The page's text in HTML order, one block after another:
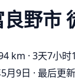
野市
km · 3天7小时
月9日 · 最后更